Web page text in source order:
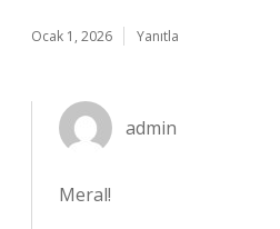
Ocak 1, 2026 Yanıtla
admin
Meral!